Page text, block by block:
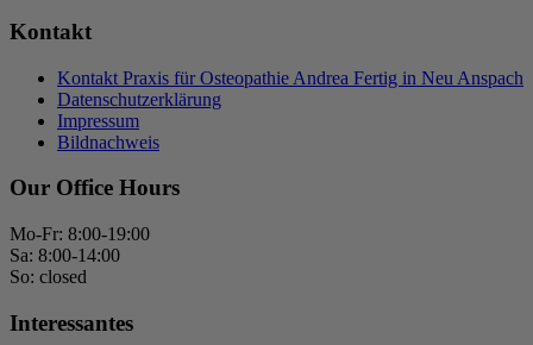
Kontakt
Kontakt Praxis für Osteopathie Andrea Fertig in Neu Anspach
Datenschutzerklärung
Impressum
Bildnachweis
Our Office Hours
Mo-Fr: 8:00-19:00
Sa: 8:00-14:00
So: closed
Interessantes